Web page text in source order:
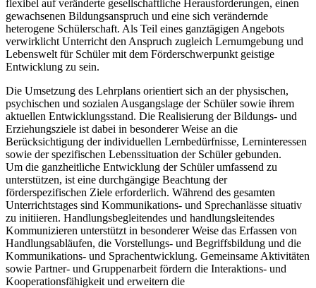
flexibel auf veränderte gesellschaftliche Herausforderungen, einen
gewachsenen Bildungsanspruch und eine sich verändernde
heterogene Schülerschaft. Als Teil eines ganztägigen Angebots
verwirklicht Unterricht den Anspruch zugleich Lernumgebung und
Lebenswelt für Schüler mit dem Förderschwerpunkt geistige
Entwicklung zu sein.
Die Umsetzung des Lehrplans orientiert sich an der physischen,
psychischen und sozialen Ausgangslage der Schüler sowie ihrem
aktuellen Entwicklungsstand. Die Realisierung der Bildungs- und
Erziehungsziele ist dabei in besonderer Weise an die
Berücksichtigung der individuellen Lernbedürfnisse, Lerninteressen
sowie der spezifischen Lebenssituation der Schüler gebunden.
Um die ganzheitliche Entwicklung der Schüler umfassend zu
unterstützen, ist eine durchgängige Beachtung der
förderspezifischen Ziele erforderlich. Während des gesamten
Unterrichtstages sind Kommunikations- und Sprechanlässe situativ
zu initiieren. Handlungsbegleitendes und handlungsleitendes
Kommunizieren unterstützt in besonderer Weise das Erfassen von
Handlungsabläufen, die Vorstellungs- und Begriffsbildung und die
Kommunikations- und Sprachentwicklung. Gemeinsame Aktivitäten
sowie Partner- und Gruppenarbeit fördern die Interaktions- und
Kooperationsfähigkeit und erweitern die